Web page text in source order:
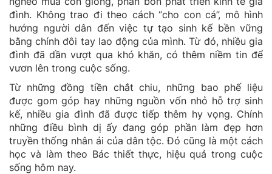
đình. Không trao đi theo cách “cho con cá”, mô hình
hướng người dân đến việc tự tạo sinh kế bền vững
bằng chính đôi tay lao động của mình. Từ đó, nhiều gia
đình đã dần vượt qua khó khăn, có thêm niềm tin để
vươn lên trong cuộc sống.
Từ những đồng tiền chắt chiu, những bao phế liệu
được gom góp hay những nguồn vốn nhỏ hỗ trợ sinh
kế, nhiều gia đình đã được tiếp thêm hy vọng. Chính
những điều bình dị ấy đang góp phần làm đẹp hơn
truyền thống nhân ái của dân tộc. Đó cũng là một cách
học và làm theo Bác thiết thực, hiệu quả trong cuộc
sống hôm nay.